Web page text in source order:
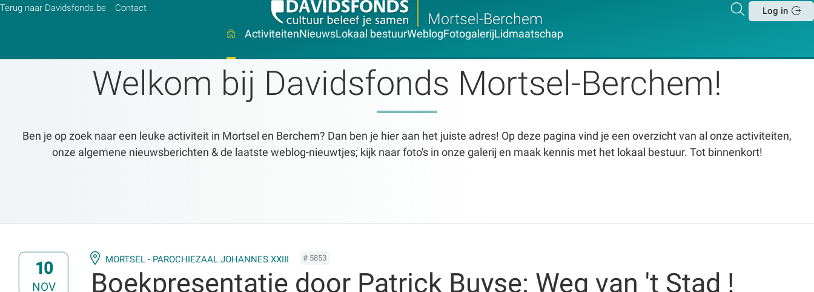
Terug naar Davidsfonds.be Contact
Mortsel-Berchem
Zoeken
Log in
ActiviteitenNieuwsLokaal bestuurWeblogFotogalerijLidmaatschap
Welkom bij Davidsfonds Mortsel-Berchem!
Ben je op zoek naar een leuke activiteit in Mortsel en Berchem? Dan ben je hier aan het juiste adres! Op deze pagina vind je een overzicht van al onze activiteiten,
onze algemene nieuwsberichten & de laatste weblog-nieuwtjes; kijk naar foto's in onze galerij en maak kennis met het lokaal bestuur. Tot binnenkort!
10
NOV
MORTSEL - PAROCHIEZAAL JOHANNES XXIII # 5853
Boekpresentatie door Patrick Buyse: Weg van 't Stad !
Zoeken